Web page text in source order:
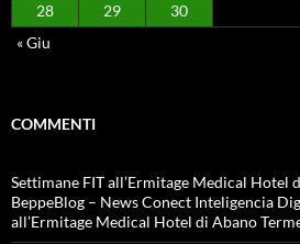
28
29
30
« Giu
COMMENTI
Settimane FIT all’Ermitage Medical Hotel
BeppeBlog – News Conect Inteligencia
all’Ermitage Medical Hotel di Abano